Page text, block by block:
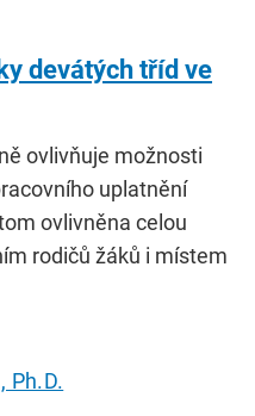
devátých tříd ve
ovlivňuje možnosti
uplatnění
ovlivněna celou
rodičů žáků i místem
Ph.D.